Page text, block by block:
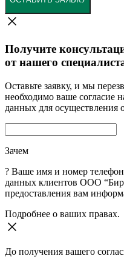
Получите
от нашего
Оставьте заявку, и мы
необходимо ваше согласие
данных для осуществления
Зачем
? Ваше имя и номер
данных клиентов ООО “Бир
предоставления вам
Подробнее о ваших правах.
До получения вашего